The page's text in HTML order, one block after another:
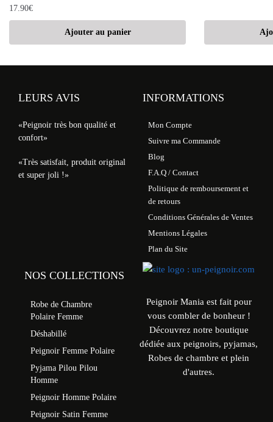
17.90€
Ajouter au panier
LEURS AVIS
«Peignoir très bon qualité et
confort»
«Très satisfait, produit original
et super joli !»
INFORMATIONS
Mon Compte
Suivre ma Commande
Blog
F.A.Q / Contact
Politique de remboursement et
de retours
Conditions Générales de Ventes
Mentions Légales
Plan du Site
NOS COLLECTIONS
Robe de Chambre
Polaire Femme
Déshabillé
Peignoir Femme Polaire
Pyjama Pilou Pilou
Homme
Peignoir Homme Polaire
Peignoir Satin Femme
Peignoir Mania est fait pour
vous combler de bonheur !
Découvrez notre boutique
dédiée aux peignoirs, pyjamas,
Robes de chambre et plein
d'autres.